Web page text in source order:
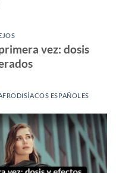
vez: dosis
ESPAÑOLES